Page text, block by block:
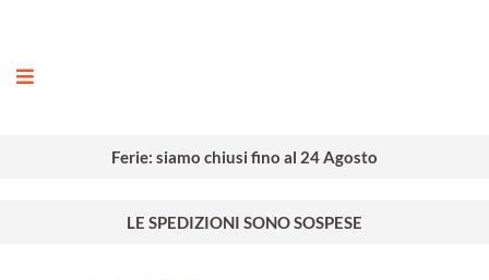
Ferie: siamo chiusi fino al 24 Agosto
LE SPEDIZIONI SONO SOSPESE